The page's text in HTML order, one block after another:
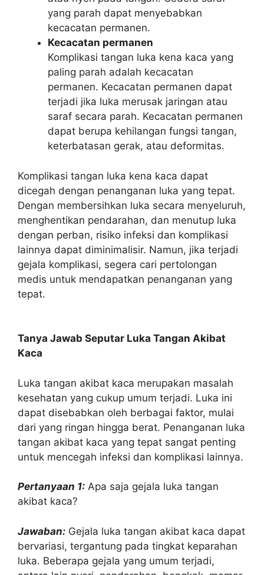
yang parah dapat menyebabkan
kecacatan permanen.
Kecacatan permanen
Komplikasi tangan luka kena kaca yang
paling parah adalah kecacatan
permanen. Kecacatan permanen dapat
terjadi jika luka merusak jaringan atau
saraf secara parah. Kecacatan permanen
dapat berupa kehilangan fungsi tangan,
keterbatasan gerak, atau deformitas.
Komplikasi tangan luka kena kaca dapat
dicegah dengan penanganan luka yang tepat.
Dengan membersihkan luka secara menyeluruh,
menghentikan pendarahan, dan menutup luka
dengan perban, risiko infeksi dan komplikasi
lainnya dapat diminimalisir. Namun, jika terjadi
gejala komplikasi, segera cari pertolongan
medis untuk mendapatkan penanganan yang
tepat.
Tanya Jawab Seputar Luka Tangan Akibat
Kaca
Luka tangan akibat kaca merupakan masalah
kesehatan yang cukup umum terjadi. Luka ini
dapat disebabkan oleh berbagai faktor, mulai
dari yang ringan hingga berat. Penanganan luka
tangan akibat kaca yang tepat sangat penting
untuk mencegah infeksi dan komplikasi lainnya.
Pertanyaan 1: Apa saja gejala luka tangan
akibat kaca?
Jawaban: Gejala luka tangan akibat kaca dapat
bervariasi, tergantung pada tingkat keparahan
luka. Beberapa gejala yang umum terjadi,